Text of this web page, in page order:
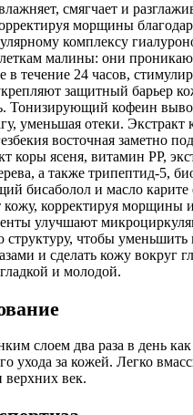
смягчает и
морщины
комплексу
малины: они
в течение 24 часов,
защитный барьер
Тонизирующий кофеин
уменьшая отеки. Экстракт
восточная заметно
коры ясеня, витамин РР,
а также трипептид-5,
бисаболол и масло карите
кожу, корректируя морщины
улучшают
структуру, чтобы
и сделать кожу вокруг
и молодой.
слоем два раза в день
ухода за кожей. Легко
верхних век.